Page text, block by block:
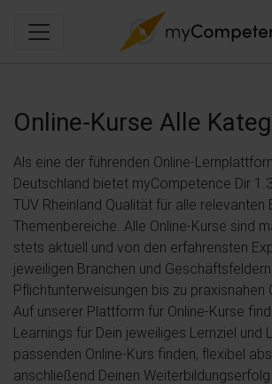
Online-Kurse Alle
Als eine der führenden Online-
Deutschland bietet myCompetence Dir
TÜV Rheinland Qualität für alle relevanten
Themenbereiche. Alle Online-Kurse sind
stets aktuell und von den erfahrensten
jeweiligen Branchen und
Pflichtunterweisungen bis zu praxisnahen
Auf unserer Plattform für Online-Kurse
Learnings für Dein jeweiliges Lernziel und
passenden Online-Kurs finden, flexibel
anschließend Deinen